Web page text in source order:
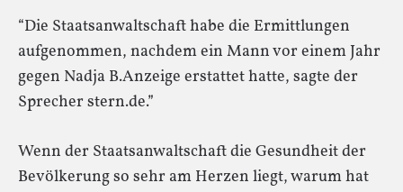
“Die Staatsanwaltschaft habe die Ermittlungen
aufgenommen, nachdem ein Mann vor einem Jahr
gegen Nadja B.Anzeige erstattet hatte, sagte der
Sprecher stern.de.”
Wenn der Staatsanwaltschaft die Gesundheit der
Bevölkerung so sehr am Herzen liegt, warum hat